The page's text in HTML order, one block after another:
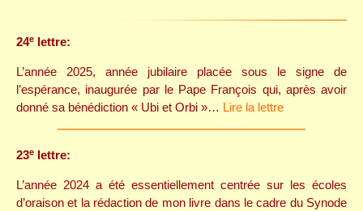
Koïnonia – Liberté,
Communion et
Miséricorde
24e lettre:
L’année 2025, année jubilaire placée sous le signe de
l’espérance, inaugurée par le Pape François qui, après avoir
donné sa bénédiction « Ubi et Orbi »… Lire la lettre
23e lettre:
L’année 2024 a été essentiellement centrée sur les écoles
d’oraison et la rédaction de mon livre dans le cadre du Synode